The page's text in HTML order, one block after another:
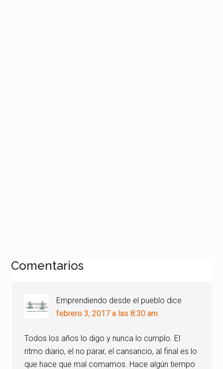
Interacciones
lectores
Comentarios
Emprendiendo desde el pueblo dice
febrero 3, 2017 a las 8:30 am
Todos los años lo digo y nunca lo cumplo. El
ritmo diario, el no parar, el cansancio, al final es lo
que hace que mal comamos. Hace algún tiempo